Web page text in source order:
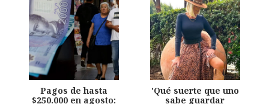
Pagos de hasta
$250.000 en agosto:
'Qué suerte que uno
sabe guardar